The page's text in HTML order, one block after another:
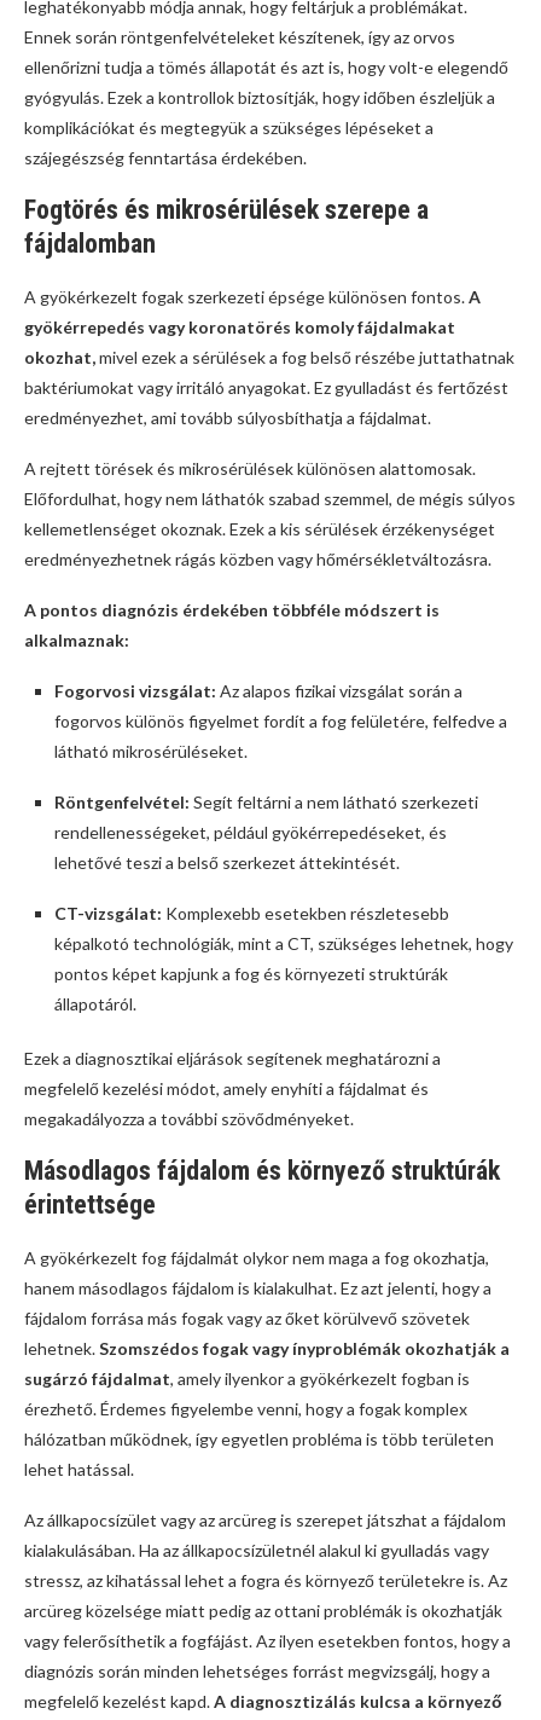
leghatékonyabb módja annak, hogy feltárjuk a problémákat.
Ennek során röntgenfelvételeket készítenek, így az orvos
ellenőrizni tudja a tömés állapotát és azt is, hogy volt-e elegendő
gyógyulás. Ezek a kontrollok biztosítják, hogy időben észleljük a
komplikációkat és megtegyük a szükséges lépéseket a
szájegészség fenntartása érdekében.
Fogtörés és mikrosérülések szerepe a
fájdalomban
A gyökérkezelt fogak szerkezeti épsége különösen fontos.A
gyökérrepedés vagy koronatörés komoly fájdalmakat
okozhat,mivel ezek a sérülések a fog belső részébe juttathatnak
baktériumokat vagy irritáló anyagokat. Ez gyulladást és fertőzést
eredményezhet, ami tovább súlyosbíthatja a fájdalmat.
A rejtett törések és mikrosérülések különösen alattomosak.
Előfordulhat, hogy nem láthatók szabad szemmel, de mégis súlyos
kellemetlenséget okoznak. Ezek a kis sérülések érzékenységet
eredményezhetnek rágás közben vagy hőmérsékletváltozásra.
A pontos diagnózis érdekében többféle módszert is
alkalmaznak:
Fogorvosi vizsgálat: Az alapos fizikai vizsgálat során a
fogorvos különös figyelmet fordít a fog felületére, felfedve a
látható mikrosérüléseket.
Röntgenfelvétel: Segít feltárni a nem látható szerkezeti
rendellenességeket, például gyökérrepedéseket, és
lehetővé teszi a belső szerkezet áttekintését.
CT-vizsgálat: Komplexebb esetekben részletesebb
képalkotó technológiák, mint a CT, szükséges lehetnek, hogy
pontos képet kapjunk a fog és környezeti struktúrák
állapotáról.
Ezek a diagnosztikai eljárások segítenek meghatározni a
megfelelő kezelési módot, amely enyhíti a fájdalmat és
megakadályozza a további szövődményeket.
Másodlagos fájdalom és környező struktúrák
érintettsége
A gyökérkezelt fog fájdalmát olykor nem maga a fog okozhatja,
hanem másodlagos fájdalom is kialakulhat. Ez azt jelenti, hogy a
fájdalom forrása más fogak vagy az őket körülvevő szövetek
lehetnek.Szomszédos fogak vagy ínyproblémák okozhatják a
sugárzó fájdalmat, amely ilyenkor a gyökérkezelt fogban is
érezhető. Érdemes figyelembe venni, hogy a fogak komplex
hálózatban működnek, így egyetlen probléma is több területen
lehet hatással.
Az állkapocsízület vagy az arcüreg is szerepet játszhat a fájdalom
kialakulásában. Ha az állkapocsízületnél alakul ki gyulladás vagy
stressz, az kihatással lehet a fogra és környező területekre is. Az
arcüreg közelsége miatt pedig az ottani problémák is okozhatják
vagy felerősíthetik a fogfájást. Az ilyen esetekben fontos, hogy a
diagnózis során minden lehetséges forrást megvizsgálj, hogy a
megfelelő kezelést kapd.A diagnosztizálás kulcsa a környező